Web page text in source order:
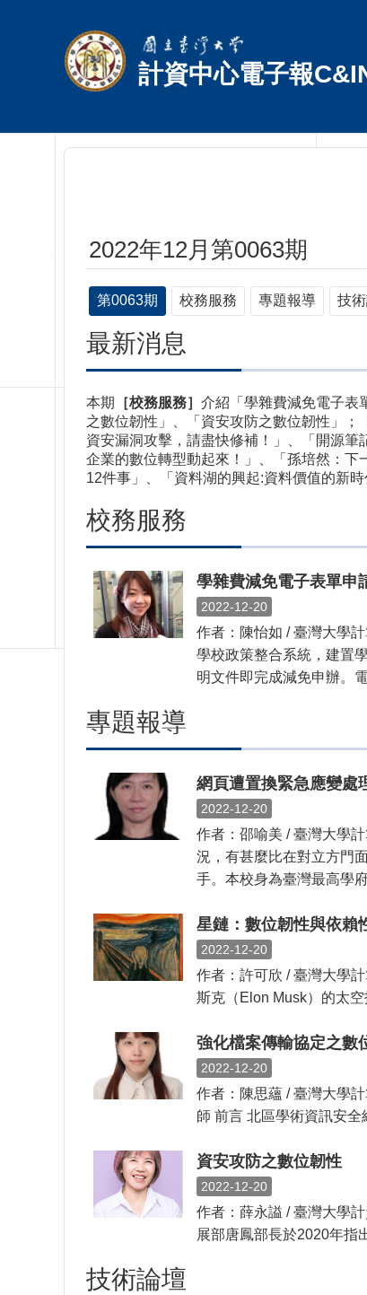
計資中心電子報
2022年12月第0063期
第0063期 校務服務 專題報導 技
最新消息
本期 ［校務服務］ 介紹「學雜費減免電子表
之數位韌性」、「資安攻防之數位韌性」；
資安漏洞攻擊，請盡快修補！」、「開源筆
企業的數位轉型動起來！」、「孫培然：
12件事」、「資料湖的興起:資料價值的新
校務服務
學雜費減免電子表單申
2022-12-20
作者：陳怡如 / 臺灣大學
學校政策整合系統，建置
明文件即完成減免申辦。
專題報導
網頁遭置換緊急應變處
2022-12-20
作者：邵喻美 / 臺灣大學
況，有甚麼比在對立方門
手。本校身為臺灣最高學
星鏈：數位韌性與依賴
2022-12-20
作者：許可欣 / 臺灣大學
斯克（Elon Musk）的太
強化檔案傳輸協定之數
2022-12-20
作者：陳思蘊 / 臺灣大學
師 前言 北區學術資訊安
資安攻防之數位韌性
2022-12-20
作者：薛永謚 / 臺灣大學
展部唐鳳部長於2020年指
技術論壇